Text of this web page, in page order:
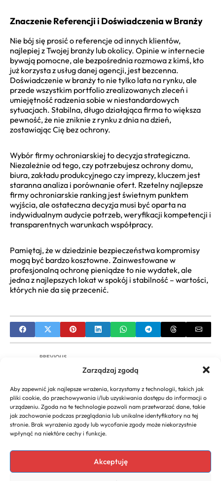
Zarządzaj zgodą
Aby zapewnić jak najlepsze wrażenia, korzystamy z technologii, takich jak
pliki cookie, do przechowywania i/lub uzyskiwania dostępu do informacji o
urządzeniu. Zgoda na te technologie pozwoli nam przetwarzać dane, takie
jak zachowanie podczas przeglądania lub unikalne identyfikatory na tej
stronie. Brak wyrażenia zgody lub wycofanie zgody może niekorzystnie
wpłynąć na niektóre cechy i funkcje.
Akceptuję
Znaczenie Referencji i Doświadczenia w Branży
Nie bój się prosić o referencje od innych klientów,
najlepiej z Twojej branży lub okolicy. Opinie w internecie
bywają pomocne, ale bezpośrednia rozmowa z kimś, kto
już korzysta z usług danej agencji, jest bezcenna.
Doświadczenie w branży to nie tylko lata na rynku, ale
przede wszystkim portfolio zrealizowanych zleceń i
umiejętność radzenia sobie w niestandardowych
sytuacjach. Stabilna, długo działająca firma to większa
pewność, że nie zniknie z rynku z dnia na dzień,
zostawiając Cię bez ochrony.
Wybór firmy ochroniarskiej to decyzja strategiczna.
Niezależnie od tego, czy potrzebujesz ochrony domu,
biura, zakładu produkcyjnego czy imprezy, kluczem jest
staranna analiza i porównanie ofert. Rzetelny najlepsze
firmy ochroniarskie ranking jest świetnym punktem
wyjścia, ale ostateczna decyzja musi być oparta na
indywidualnym audycie potrzeb, weryfikacji kompetencji i
transparentnych warunkach współpracy.
Pamiętaj, że w dziedzinie bezpieczeństwa kompromisy
mogą być bardzo kosztowne. Zainwestowane w
profesjonalną ochronę pieniądze to nie wydatek, ale
jedna z najlepszych lokat w spokój i stabilność – wartości,
których nie da się przecenić.
PREVIOUS
Jak zdobyć bezzwrotne dotacje dla firm
NEXT
Jak powstaje ranking firm farmaceutycznych?
Poznaj kryteria oceny
Copyright 2026. All rights